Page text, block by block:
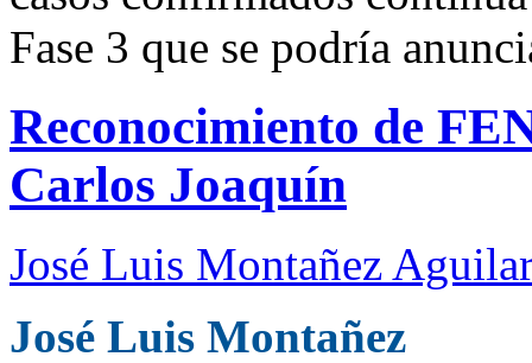
Fase 3 que se podría
Reconocimiento de
Carlos Joaquín
José Luis Montañez Aguilar
José Luis Montañez